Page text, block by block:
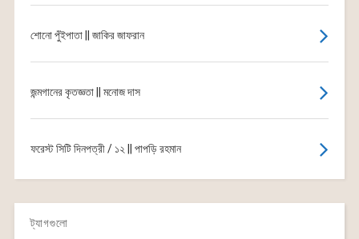
শোনো পুঁইপাতা || জাকির জাফরান
জন্মগানের কৃতজ্ঞতা || মনোজ দাস
ফরেস্ট সিটি দিনপত্রী / ১২ || পাপড়ি রহমান
ট্যাগগুলো